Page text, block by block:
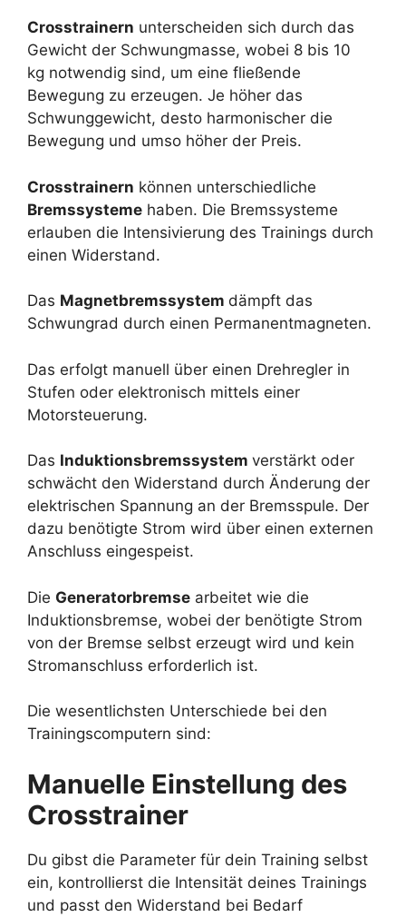
Crosstrainern unterscheiden sich durch das
Gewicht der Schwungmasse, wobei 8 bis 10
kg notwendig sind, um eine fließende
Bewegung zu erzeugen. Je höher das
Schwunggewicht, desto harmonischer die
Bewegung und umso höher der Preis.
Crosstrainern können unterschiedliche
Bremssysteme haben. Die Bremssysteme
erlauben die Intensivierung des Trainings durch
einen Widerstand.
Das Magnetbremssystem dämpft das
Schwungrad durch einen Permanentmagneten.
Das erfolgt manuell über einen Drehregler in
Stufen oder elektronisch mittels einer
Motorsteuerung.
Das Induktionsbremssystem verstärkt oder
schwächt den Widerstand durch Änderung der
elektrischen Spannung an der Bremsspule. Der
dazu benötigte Strom wird über einen externen
Anschluss eingespeist.
Die Generatorbremse arbeitet wie die
Induktionsbremse, wobei der benötigte Strom
von der Bremse selbst erzeugt wird und kein
Stromanschluss erforderlich ist.
Die wesentlichsten Unterschiede bei den
Trainingscomputern sind:
Manuelle Einstellung des
Crosstrainer
Du gibst die Parameter für dein Training selbst
ein, kontrollierst die Intensität deines Trainings
und passt den Widerstand bei Bedarf